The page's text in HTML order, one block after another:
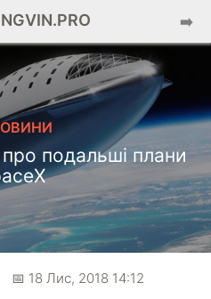
➡️
подальші плани
📅 18 Лис, 2018 14:12